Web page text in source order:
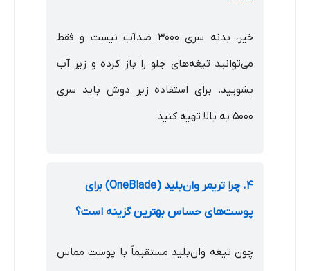
خیر، بدنه سری ۳۰۰۰ ضدآب نیست و فقط
می‌توانید تیغه‌های جلو را باز کرده و زیر آب
بشویید. برای استفاده زیر دوش باید سری
۵۰۰۰ به بالا تهیه کنید.
۴. چرا تریمر وان‌بلید (OneBlade) برای
پوست‌های حساس بهترین گزینه است؟
چون تیغه وان‌بلید مستقیماً با پوست مماس